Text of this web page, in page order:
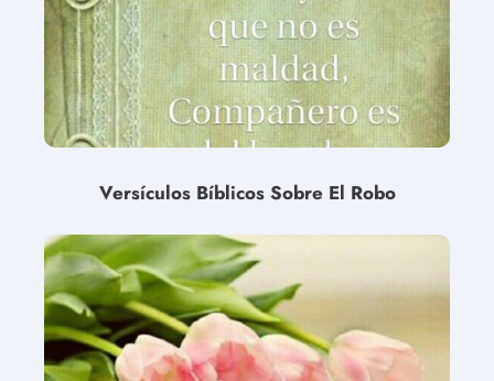
Versículos Bíblicos Sobre El Robo